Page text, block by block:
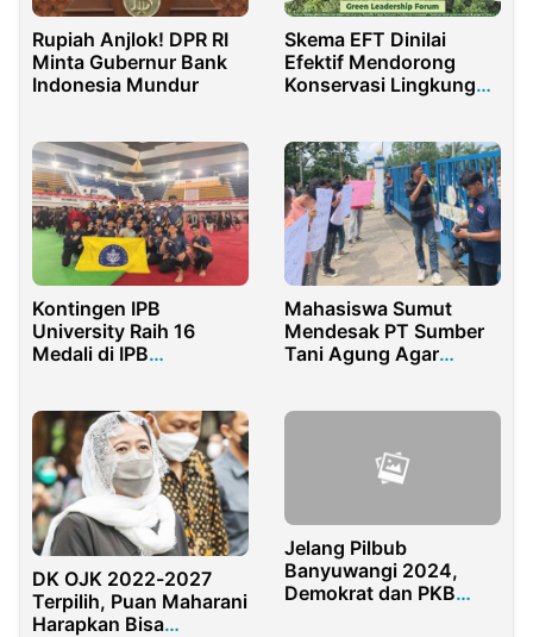
Rupiah Anjlok! DPR RI
Minta Gubernur Bank
Indonesia Mundur
Skema EFT Dinilai
Efektif Mendorong
Konservasi Lingkungan
Kontingen IPB
University Raih 16
Medali di IPB
Mahasiswa Sumut
Mendesak PT Sumber
Tani Agung Agar
DK OJK 2022-2027
Terpilih, Puan Maharani
Harapkan Bisa
Jelang Pilbub
Banyuwangi 2024,
Demokrat dan PKB